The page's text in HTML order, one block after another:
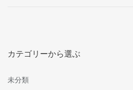
カテゴリーから選ぶ
未分類